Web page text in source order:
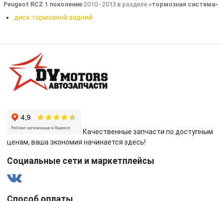
Peugeot RCZ 1 поколение 2010 - 2013 в разделе «тормозная система»
диск тормозной задний
Качественные запчасти по доступным
ценам, ваша экономия начинается здесь!
Социальные сети и маркетплейсы
Способ оплаты